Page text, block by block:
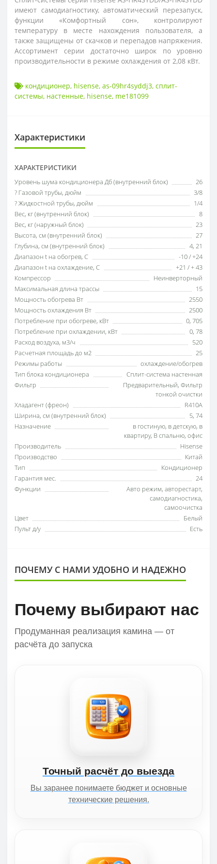
имеют самодиагностику, автоматический перезапуск,
функции «Комфортный сон», контролируют
температуру в месте нахождения пользователя, а
также защищены от скачков и перепадов напряжения.
Ассортимент серии достаточно широк по уровню
производительности в режиме охлаждения от 2,08 кВт.
кондиционер, hisense, as-09hr4syddj3, сплит-
системы, настенные, hisense, me181099
Характеристики
ХАРАКТЕРИСТИКИ
Уровень шума кондиционера Дб (внутренний блок)
26
? Газовой трубы, дюйм
3/8
? Жидкостной трубы, дюйм
1/4
Вес, кг (внутренний блок)
8
Вес, кг (наружный блок)
23
Высота, см (внутренний блок)
27
Глубина, см (внутренний блок)
4, 21
Диапазон t на обогрев, С
-10 / +24
Диапазон t на охлаждение, С
+21 / + 43
Компрессор
Неинверторный
Максимальная длина трассы
15
Мощность обогрева Вт
2550
Мощность охлаждения Вт
2500
Потребление при обогреве, кВт
0, 705
Потребление при охлаждении, кВт
0, 78
Расход воздуха, м3/ч
520
Расчетная площадь до м2
25
Режимы работы
охлаждение/обогрев
Тип блока кондиционера
Сплит-система настенная
Фильтр
Предварительный, Фильтр
тонкой очистки
Хладагент (фреон)
R410A
Ширина, см (внутренний блок)
5, 74
Назначение
в гостиную, в детскую, в
квартиру, В спальню, офис
Производитель
Hisense
Производство
Китай
Тип
Кондиционер
Гарантия мес.
24
Функции
Авто режим, авторестарт,
самодиагностика,
самоочистка
Цвет
Белый
Пульт д/у
Есть
ПОЧЕМУ С НАМИ УДОБНО И НАДЕЖНО
Почему выбирают нас
Продуманная реализация камина — от
расчёта до запуска
Точный расчёт до выезда
Вы заранее понимаете бюджет и основные
технические решения.